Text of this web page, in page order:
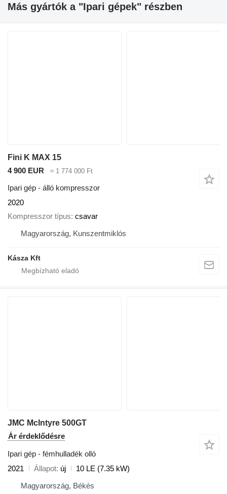
Más gyártók a "Ipari gépek" részben
Fini K MAX 15
4 900 EUR
≈ 1 774 000 Ft
Ipari gép - álló kompresszor
2020
Kompresszor típus csavar
Magyarország, Kunszentmiklós
Kásza Kft
JMC McIntyre 500GT
Ár érdeklődésre
Ipari gép - fémhulladék olló
2021
Állapot új
10 LE (7.35 kW)
Magyarország, Békés